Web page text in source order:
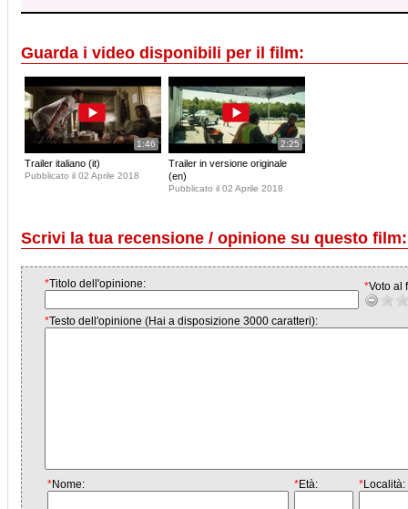
Guarda i video disponibili per il film:
1:46
Trailer italiano (it)
Pubblicato il 02 Aprile 2018
2:25
Trailer in versione originale
(en)
Pubblicato il 02 Aprile 2018
Scrivi la tua recensione / opinione su questo
*Titolo dell'opinione: *Voto al
*Testo dell'opinione (Hai a disposizione 3000 caratteri):
*Nome: *Età: *Località: